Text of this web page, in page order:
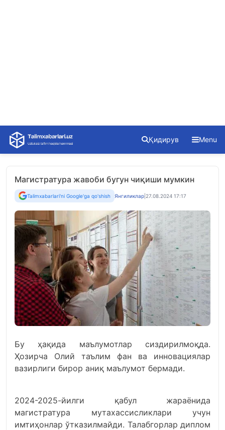
Skip
content
Қидирув Menu
Магистратура жавоби бугун чиқиши мумкин
Talimxabarlari'ni Google'ga qo'shish Янгиликлар 27.08.2024 17:17
Бу ҳақида маълумотлар сиздирилмоқда.
Ҳозирча Олий таълим фан ва инновациялар
вазирлиги бирор аниқ маълумот бермади.
2024-2025-йилги қабул жараёнида
магистратура мутахассисликлари учун
имтиҳонлар ўтказилмайди. Талабгорлар диплом